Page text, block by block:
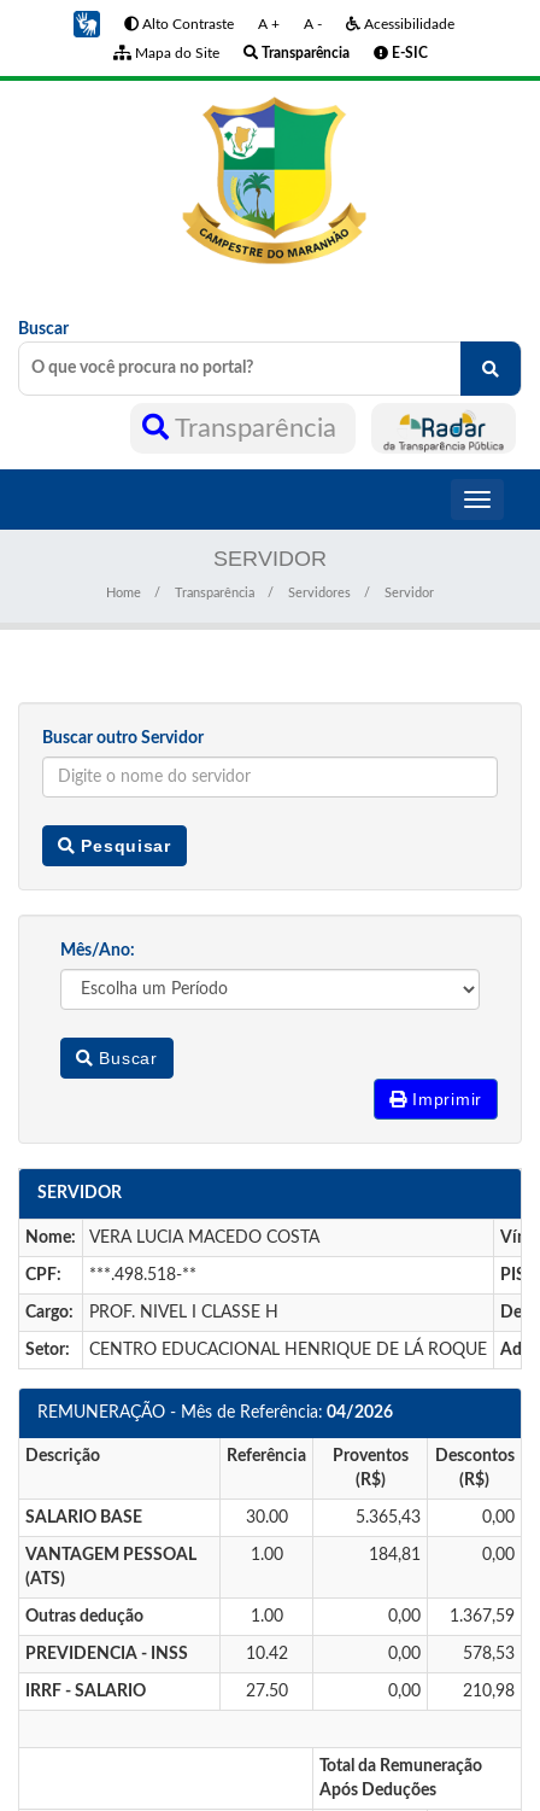
Alto Contraste A + A -
Acessibilidade
Mapa do Site
Transparência E-SIC
Buscar
Transparência
Toggle
SERVIDOR
Home Transparência Servidores Servidor
Buscar outro Servidor
Pesquisar
Mês/Ano:
Buscar
Imprimir
SERVIDOR
Nome: VERA LUCIA MACEDO COSTA
CPF: ***.498.518-** PIS:
Cargo: PROF. NIVEL I CLASSE H
Setor: CENTRO EDUCACIONAL HENRIQUE DE LÁ ROQUE
REMUNERAÇÃO - Mês de Referência: 04/2026
Descrição Referência
Proventos
(R$)
Descontos
(R$)
SALARIO BASE 30.00 5.365,43 0,00
VANTAGEM PESSOAL
(ATS)
1.00 184,81 0,00
Outras dedução 1.00 0,00 1.367,59
PREVIDENCIA - INSS 10.42 0,00 578,53
IRRF - SALARIO 27.50 0,00 210,98
Total da Remuneração
Após Deduções